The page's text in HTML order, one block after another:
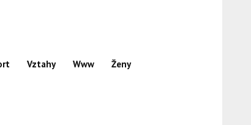
Vztahy Www Ženy